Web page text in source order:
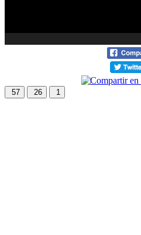
57 26 1